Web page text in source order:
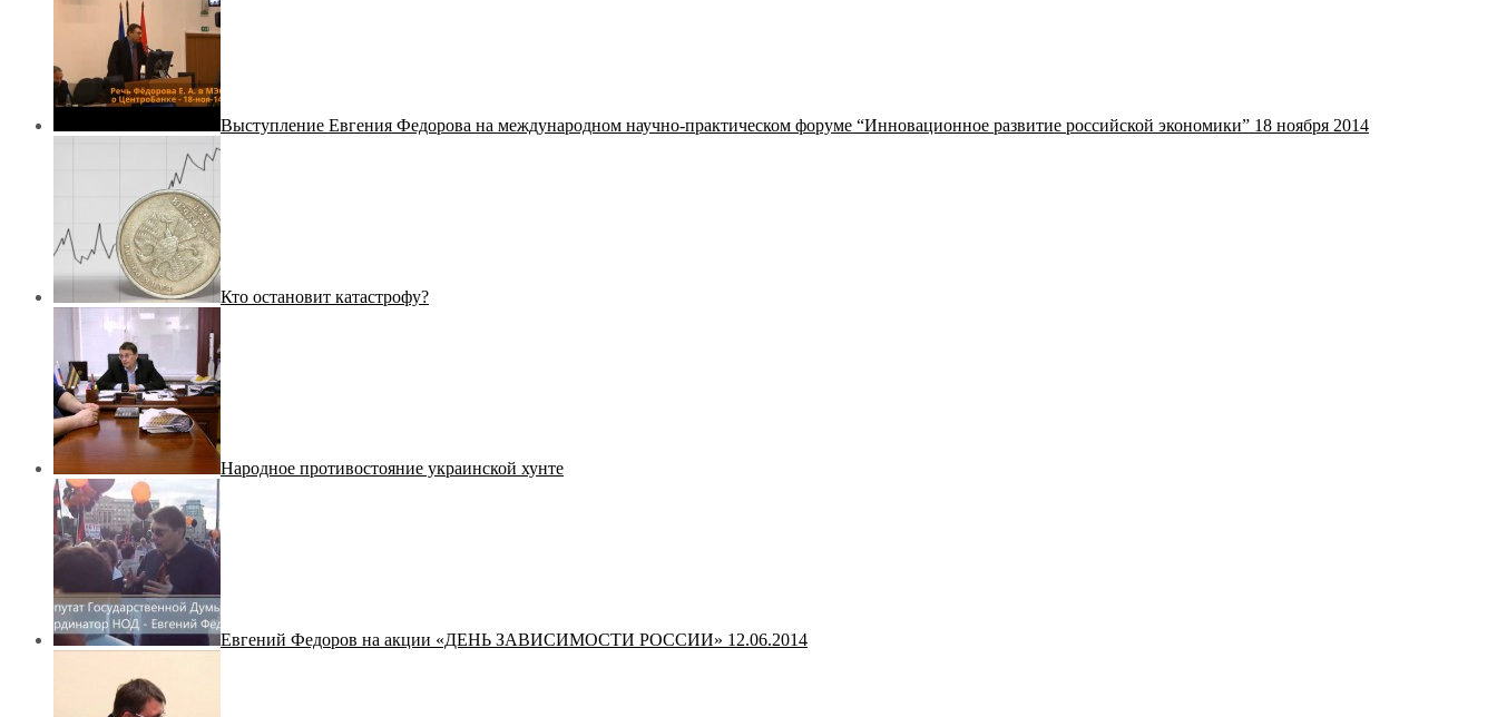
Выступление Евгения Федорова на международном научно-практическом форуме “Инновационное развитие российской экономики” 18 ноября 2014
Кто остановит катастрофу?
Народное противостояние украинской хунте
Евгений Федоров на акции «ДЕНЬ ЗАВИСИМОСТИ РОССИИ» 12.06.2014